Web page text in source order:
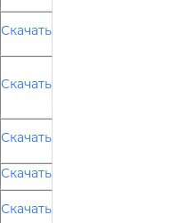
Скачать
Скачать
Скачать
Скачать
Скачать